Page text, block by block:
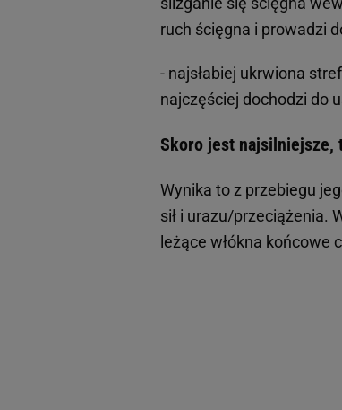
ruch ścięgna i prowadzi
- najsłabiej ukrwiona
najczęściej dochodzi do
Skoro jest najsilniejsze,
Wynika to z przebiegu
sił i urazu/przeciążenia.
leżące włókna końcowe